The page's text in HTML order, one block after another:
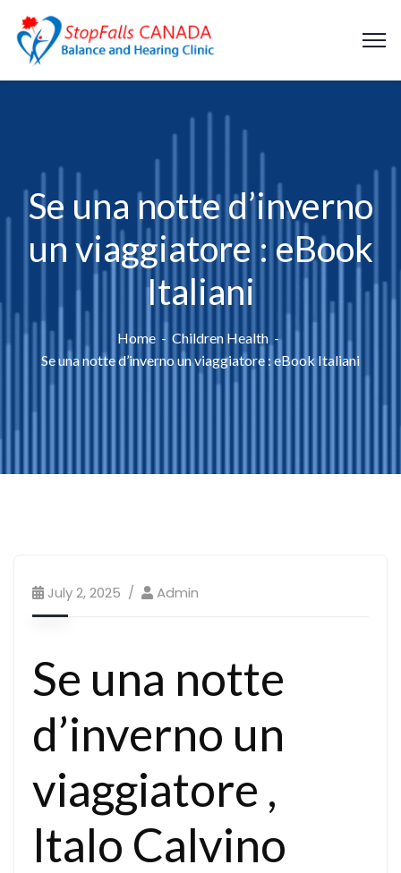
Se una notte d’inverno
un viaggiatore : eBook
Italiani
Home
Children Health
Se una notte d’inverno un viaggiatore : eBook Italiani
July 2, 2025 Admin
Se una notte
d’inverno un
viaggiatore ,
Italo Calvino